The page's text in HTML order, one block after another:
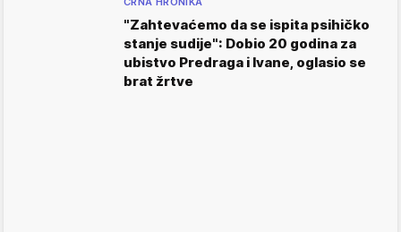
"Zahtevaćemo da se ispita psihičko
stanje sudije": Dobio 20 godina za
ubistvo Predraga i Ivane, oglasio se
brat žrtve